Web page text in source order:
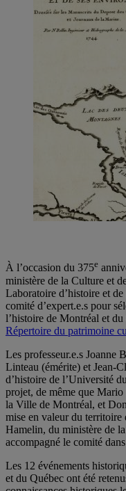
À l’occasion du 375e
ministère de la Culture et
Laboratoire d’histoire et
comité d’expert.e.s pour
l’histoire de Montréal et
Répertoire du patrimoine
Les professeur.e.s Joanne
Linteau (émérite) et Jean-
d’histoire de l’Université
projet, de même que
la Ville de Montréal, et
mise en valeur du
Hamelin, du ministère de
accompagné le comité
Les 12 événements
et du Québec ont été